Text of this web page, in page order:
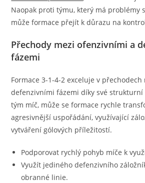
Naopak proti týmu, který má problémy
může formace přejít k důrazu na
Přechody mezi ofenzivními a
fázemi
Formace 3-1-4-2 exceluje v
defenzivními fázemi díky své strukturní
tým míč, může se formace rychle
agresivnější uspořádání, využívající
vytváření gólových příležitostí.
Podporovat rychlý pohyb míče k
Využít jediného defenzivního
obranné linie.